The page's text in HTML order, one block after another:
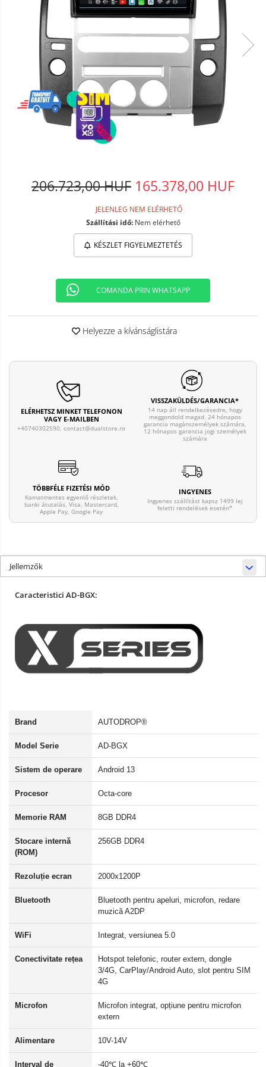
206.723,00 HUF 165.378,00 HUF
JELENLEG NEM ELÉRHETŐ
Szállítási idő:Nem elérhető
KÉSZLET FIGYELMEZTETÉS
COMANDA PRIN WHATSAPP
Helyezze a kívánságlistára
ELÉRHETSZ MINKET TELEFONON
VAGY E-MAILBEN
+40740302590, contact@dualstore.ro
VISSZAKÜLDÉS/GARANCIA*
14 nap áll rendelkezésedre, hogy
meggondold magad. 24 hónapos
garancia magánszemélyek számára,
12 hónapos garancia jogi személyek
számára
TÖBBFÉLE FIZETÉSI MÓD
Kamatmentes egyenlő részletek,
banki átutalás, Visa, Mastercard,
Apple Pay, Google Pay
INGYENES
Ingyenes szállítást kapsz 1499 lej
feletti rendelések esetén*
Jellemzők
Caracteristici AD-BGX:
Brand AUTODROP®
Model Serie AD-BGX
Sistem de operare Android 13
Procesor Octa-core
Memorie RAM 8GB DDR4
Stocare internă
(ROM)
256GB DDR4
Rezoluție ecran 2000x1200P
Bluetooth
Bluetooth pentru apeluri, microfon, redare
muzică A2DP
WiFi Integrat, versiunea 5.0
Conectivitate rețea
Hotspot telefonic, router extern, dongle
3/4G, CarPlay/Android Auto, slot pentru SIM
4G
Microfon
Microfon integrat, opțiune pentru microfon
extern
Alimentare 10V-14V
Interval de -40℃ la +60℃